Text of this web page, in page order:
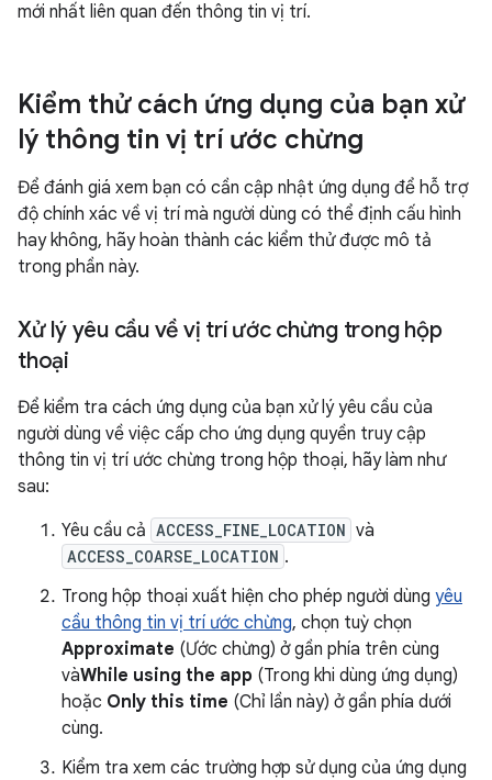
mới nhất liên quan đến thông tin vị trí.
Kiểm thử cách ứng dụng của bạn xử
lý thông tin vị trí ước chừng
Để đánh giá xem bạn có cần cập nhật ứng dụng để hỗ trợ
độ chính xác về vị trí mà người dùng có thể định cấu hình
hay không, hãy hoàn thành các kiểm thử được mô tả
trong phần này.
Xử lý yêu cầu về vị trí ước chừng trong hộp
thoại
Để kiểm tra cách ứng dụng của bạn xử lý yêu cầu của
người dùng về việc cấp cho ứng dụng quyền truy cập
thông tin vị trí ước chừng trong hộp thoại, hãy làm như
sau:
Yêu cầu cả ACCESS_FINE_LOCATION và
ACCESS_COARSE_LOCATION .
Trong hộp thoại xuất hiện cho phép người dùng yêu
cầu thông tin vị trí ước chừng, chọn tuỳ chọn
Approximate (Ước chừng) ở gần phía trên cùng
vàWhile using the app (Trong khi dùng ứng dụng)
hoặc Only this time (Chỉ lần này) ở gần phía dưới
cùng.
Kiểm tra xem các trường hợp sử dụng của ứng dụng